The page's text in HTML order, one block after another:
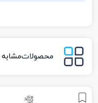
محصولاتمشابه